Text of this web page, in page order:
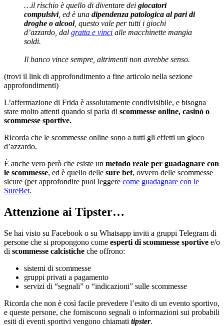
…il rischio è quello di diventare dei giocatori
compulsivi, ed è una dipendenza patologica al pari di
droghe o alcool, questo vale per tutti i giochi
d’azzardo, dal gratta e vinci alle macchinette mangia
soldi.
Il banco vince sempre, altrimenti non avrebbe senso.
(trovi il link di approfondimento a fine articolo nella sezione
approfondimenti)
L’affermazione di Frida è assolutamente condivisibile, e bisogna
stare molto attenti quando si parla di scommesse online, casinò o
scommesse sportive.
Ricorda che le scommesse online sono a tutti gli effetti un gioco
d’azzardo.
È anche vero però che esiste un metodo reale per guadagnare con
le scommesse, ed è quello delle sure bet, ovvero delle scommesse
sicure (per approfondire puoi leggere come guadagnare con le
SureBet.
Attenzione ai Tipster…
Se hai visto su Facebook o su Whatsapp inviti a gruppi Telegram di
persone che si propongono come esperti di scommesse sportive e/o
di scommesse calcistiche che offrono:
sistemi di scommesse
gruppi privati a pagamento
servizi di “segnali” o “indicazioni” sulle scommesse
Ricorda che non è così facile prevedere l’esito di un evento sportivo,
e queste persone, che forniscono segnali o informazioni sui probabili
esiti di eventi sportivi vengono chiamati tipster.